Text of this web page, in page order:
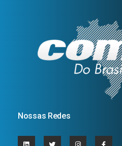
Nossas Redes